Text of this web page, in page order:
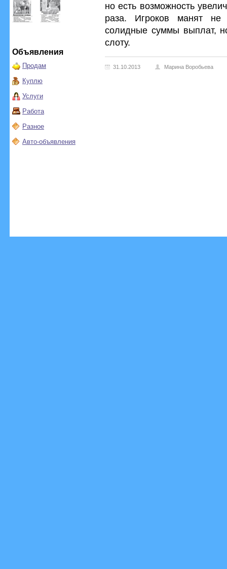
Объявления
Продам
Куплю
Услуги
Работа
Разное
Авто-объявления
но есть возможность
раза. Игроков манят не
солидные суммы выплат,
слоту.
31.10.2013 Марина Воробьева